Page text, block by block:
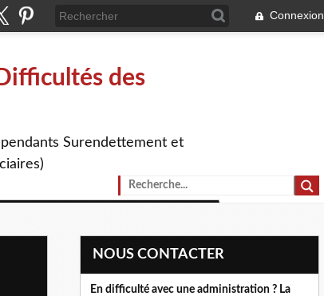
Connexion
des
Surendettement et
NOUS CONTACTER
En difficulté avec une administration ? La